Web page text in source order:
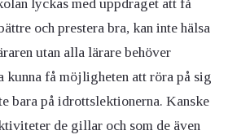
lyckas med uppdraget att få
och prestera bra, kan inte hälsa
utan alla lärare behöver
kunna få möjligheten att röra på sig
bara på idrottslektionerna. Kanske
de gillar och som de även